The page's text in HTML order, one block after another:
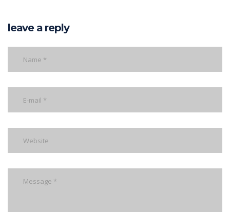
leave a reply